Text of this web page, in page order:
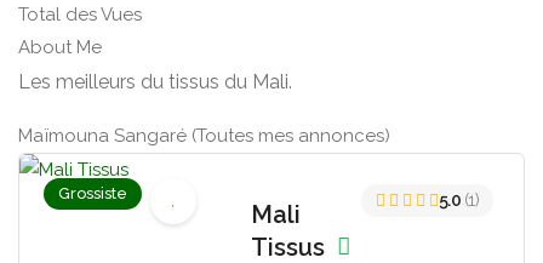
Total des Vues
About Me
Les meilleurs du tissus du Mali.
Maïmouna Sangaré (Toutes mes annonces)
Grossiste
Mali
Tissus
5.0 (1)